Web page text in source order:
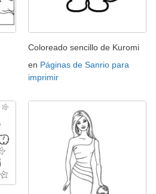
Coloreado sencillo de Kuromi
en Páginas de Sanrio para
imprimir